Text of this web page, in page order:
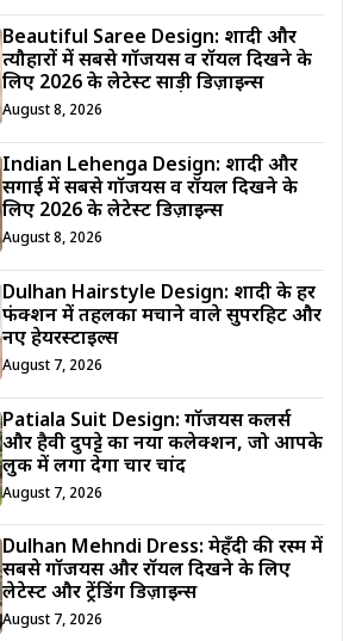
Beautiful Saree Design: शादी और
त्यौहारों में सबसे गॉर्जियस व रॉयल दिखने के
लिए 2026 के लेटेस्ट साड़ी डिज़ाइन्स
August 8, 2026
Indian Lehenga Design: शादी और
सगाई में सबसे गॉर्जियस व रॉयल दिखने के
लिए 2026 के लेटेस्ट डिज़ाइन्स
August 8, 2026
Dulhan Hairstyle Design: शादी के हर
फंक्शन में तहलका मचाने वाले सुपरहिट और
नए हेयरस्टाइल्स
August 7, 2026
Patiala Suit Design: गॉर्जियस कलर्स
और हैवी दुपट्टे का नया कलेक्शन, जो आपके
लुक में लगा देगा चार चांद
August 7, 2026
Dulhan Mehndi Dress: मेहँदी की रस्म में
सबसे गॉर्जियस और रॉयल दिखने के लिए
लेटेस्ट और ट्रेंडिंग डिज़ाइन्स
August 7, 2026